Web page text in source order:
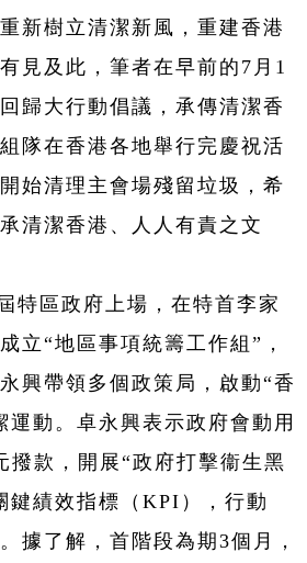
新樹立清潔新風，重建香港
見及此，筆者在早前的7月1
歸大行動倡議，承傳清潔香
隊在香港各地舉行完慶祝活
始清理主會場殘留垃圾，希
清潔香港、人人有責之文
特區政府上場，在特首李家
立“地區事項統籌工作組”，
興帶領多個政策局，啟動“香
運動。卓永興表示政府會動用
撥款，開展“政府打擊衞生黑
鍵績效指標（KPI），行動
據了解，首階段為期3個月，